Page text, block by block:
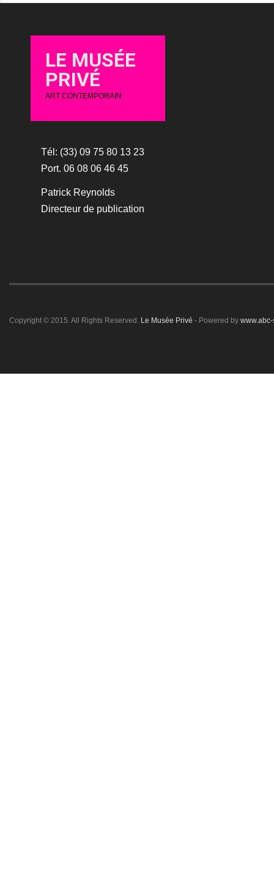
LE MUSÉE
PRIVÉ
ART CONTEMPORAIN
Tél: (33) 09 75 80 13 23
Port. 06 08 06 46 45
Patrick Reynolds
Directeur de publication
Copyright © 2015. All Rights Reserved. Le Musée Privé - Powered by